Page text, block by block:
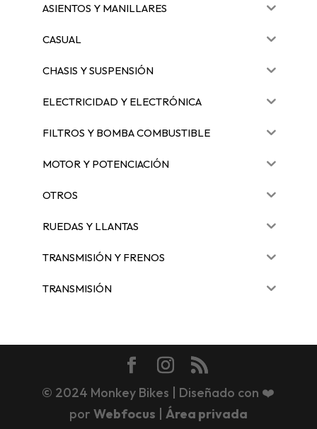
ASIENTOS Y MANILLARES
CASUAL
CHASIS Y SUSPENSIÓN
ELECTRICIDAD Y ELECTRÓNICA
FILTROS Y BOMBA COMBUSTIBLE
MOTOR Y POTENCIACIÓN
OTROS
RUEDAS Y LLANTAS
TRANSMISIÓN Y FRENOS
TRANSMISIÓN
© 2024 Monkey Bikes | Diseñado con ❤️
por Webfocus Área privada